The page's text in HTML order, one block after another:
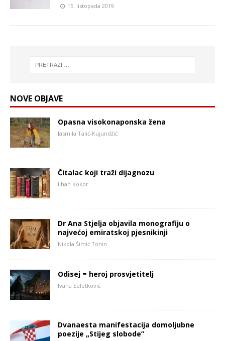
15. listopada 2019.
NOVE OBJAVE
Opasna visokonaponska žena
Jasmila Talić-Kujundžić
Čitalac koji traži dijagnozu
Ilhan Kokor
Dr Ana Stjelja objavila monografiju o
najvećoj emiratskoj pjesnikinji
Nikola Šimić Tonin
Odisej = heroj prosvjetitelj
Ivana Seletković
Dvanaesta manifestacija domoljubne
poezije „Stijeg slobode”